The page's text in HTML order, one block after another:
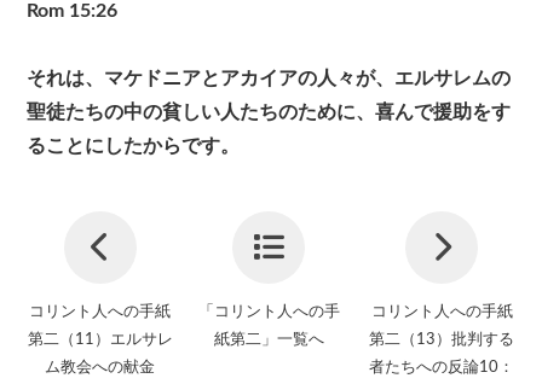
Rom 15:26
それは、マケドニアとアカイアの人々が、エルサレムの
聖徒たちの中の貧しい人たちのために、喜んで援助をす
ることにしたからです。
コリント人への手紙
第二（11）エルサレ
ム教会への献金
「コリント人への手
紙第二」一覧へ
コリント人への手紙
第二（13）批判する
者たちへの反論10：